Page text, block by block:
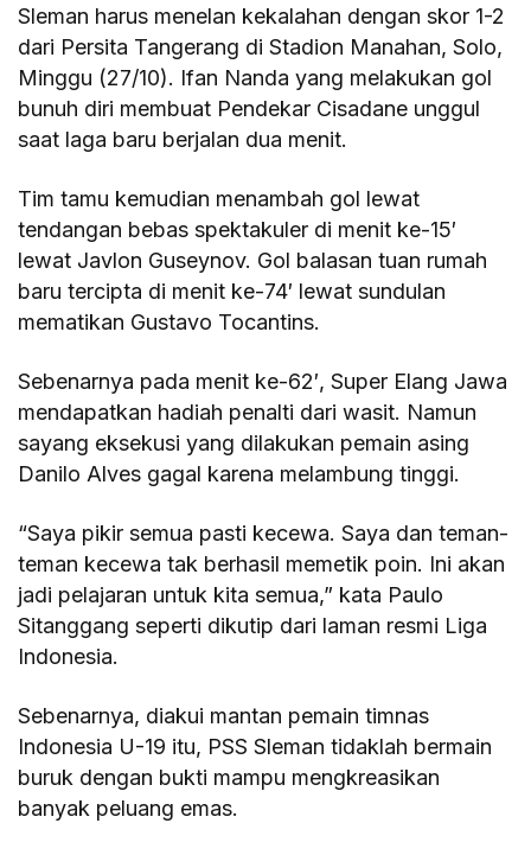
Sleman harus menelan kekalahan dengan skor 1-2
dari Persita Tangerang di Stadion Manahan, Solo,
Minggu (27/10). Ifan Nanda yang melakukan gol
bunuh diri membuat Pendekar Cisadane unggul
saat laga baru berjalan dua menit.
Tim tamu kemudian menambah gol lewat
tendangan bebas spektakuler di menit ke-15′
lewat Javlon Guseynov. Gol balasan tuan rumah
baru tercipta di menit ke-74′ lewat sundulan
mematikan Gustavo Tocantins.
Sebenarnya pada menit ke-62′, Super Elang Jawa
mendapatkan hadiah penalti dari wasit. Namun
sayang eksekusi yang dilakukan pemain asing
Danilo Alves gagal karena melambung tinggi.
“Saya pikir semua pasti kecewa. Saya dan teman-
teman kecewa tak berhasil memetik poin. Ini akan
jadi pelajaran untuk kita semua,” kata Paulo
Sitanggang seperti dikutip dari laman resmi Liga
Indonesia.
Sebenarnya, diakui mantan pemain timnas
Indonesia U-19 itu, PSS Sleman tidaklah bermain
buruk dengan bukti mampu mengkreasikan
banyak peluang emas.